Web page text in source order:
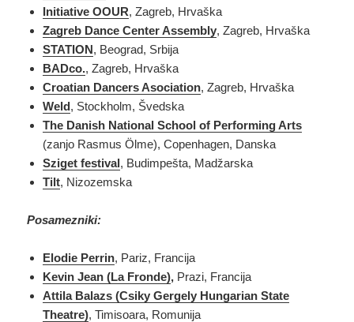
Initiative OOUR, Zagreb, Hrvaška
Zagreb Dance Center Assembly, Zagreb, Hrvaška
STATION, Beograd, Srbija
BADco., Zagreb, Hrvaška
Croatian Dancers Asociation, Zagreb, Hrvaška
Weld, Stockholm, Švedska
The Danish National School of Performing Arts
(zanjo Rasmus Ölme), Copenhagen, Danska
Sziget festival, Budimpešta, Madžarska
Tilt, Nizozemska
Posamezniki:
Elodie Perrin, Pariz, Francija
Kevin Jean (La Fronde), Prazi, Francija
Attila Balazs (Csiky Gergely Hungarian State
Theatre), Timisoara, Romunija